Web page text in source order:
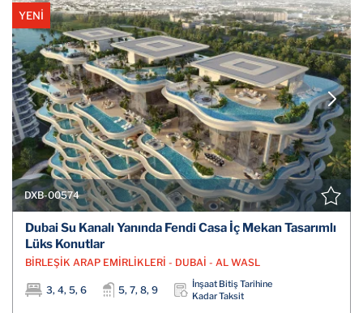
YENİ
DXB-00574
Dubai Su Kanalı Yanında Fendi Casa İç Mekan Tasarımlı
Lüks Konutlar
BİRLEŞİK ARAP EMİRLİKLERİ - DUBAİ - AL WASL
3, 4, 5, 6 5, 7, 8, 9
İnşaat Bitiş Tarihine
Kadar Taksit